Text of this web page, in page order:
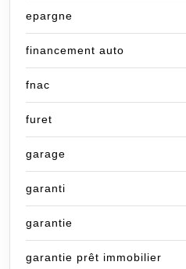
epargne
financement auto
fnac
furet
garage
garanti
garantie
garantie prêt immobilier